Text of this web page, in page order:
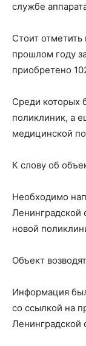
службе
Стоит
прошлом году
приобретено
Среди которых
поликлиник, а
медицинской
К слову об
Необходимо
Ленинградской
новой
Объект
Информация
со ссылкой на
Ленинградской